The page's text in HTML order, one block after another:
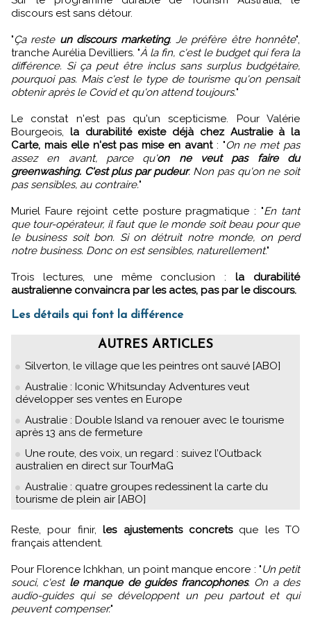
discours est sans détour.
"Ça reste un discours marketing. Je préfère être honnête",
tranche Aurélia Devilliers. "À la fin, c'est le budget qui fera la
différence. Si ça peut être inclus sans surplus budgétaire,
pourquoi pas. Mais c'est le type de tourisme qu'on pensait
obtenir après le Covid et qu'on attend toujours."
Le constat n'est pas qu'un scepticisme. Pour Valérie
Bourgeois, la durabilité existe déjà chez Australie à la
Carte, mais elle n'est pas mise en avant: "On ne met pas
assez en avant, parce qu'on ne veut pas faire du
greenwashing. C'est plus par pudeur. Non pas qu'on ne soit
pas sensibles, au contraire."
Muriel Faure rejoint cette posture pragmatique : "En tant
que tour-opérateur, il faut que le monde soit beau pour que
le business soit bon. Si on détruit notre monde, on perd
notre business. Donc on est sensibles, naturellement."
Trois lectures, une même conclusion :la durabilité
australienne convaincra par les actes, pas par le discours.
Les détails qui font la différence
AUTRES ARTICLES
Silverton, le village que les peintres ont sauvé [ABO]
Australie : Iconic Whitsunday Adventures veut
développer ses ventes en Europe
Australie : Double Island va renouer avec le tourisme
après 13 ans de fermeture
Une route, des voix, un regard : suivez l’Outback
australien en direct sur TourMaG
Australie : quatre groupes redessinent la carte du
tourisme de plein air [ABO]
Reste, pour finir,les ajustements concretsque les TO
français attendent.
Pour Florence Ichkhan, un point manque encore : "Un petit
souci, c'est le manque de guides francophones. On a des
audio-guides qui se développent un peu partout et qui
peuvent compenser."